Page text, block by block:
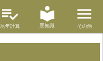
厄年計算 豆知識 その他